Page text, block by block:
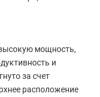
мощность,
и
за счет
расположение